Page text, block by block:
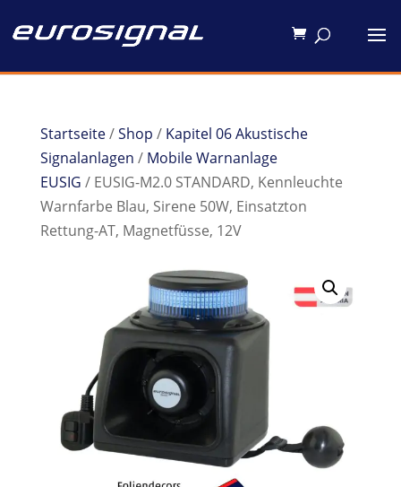
Startseite/Shop / Kapitel 06 Akustische
Signalanlagen / Mobile Warnanlage
EUSIG / EUSIG-M2.0 STANDARD, Kennleuchte
Warnfarbe Blau, Sirene 50W, Einsatzton
Rettung-AT, Magnetfüsse, 12V